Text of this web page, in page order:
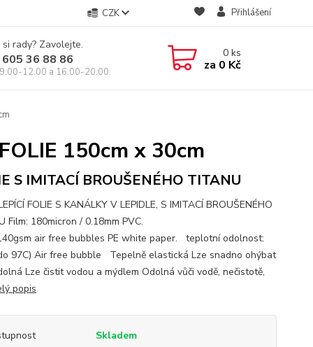
CZK Přihlášení
rady? Zavolejte.
36 88 86
12.00 a 16.00-20.00
0ks
za 0 Kč
150cm x 30cm
S IMITACÍ BROUŠENÉHO TITANU
FOLIE S KANÁLKY V LEPIDLE, S IMITACÍ BROUŠENÉHO
Film: 180micron / 0.18mm PVC.
air free bubbles PE white paper. teplotní odolnost:
97C) Air free bubble Tepelně elastická Lze snadno ohýbat
Lze čistit vodou a mýdlem Odolná vůči vodě, nečistotě,
popis
Skladem